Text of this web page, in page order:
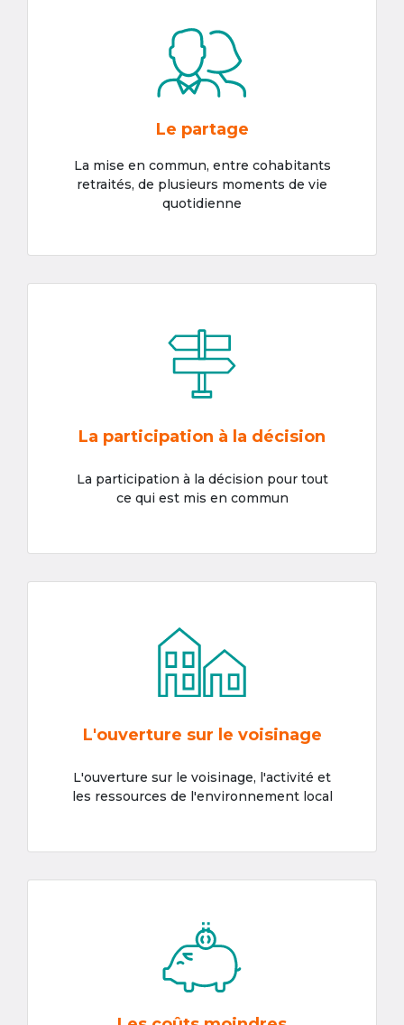
Le partage
La mise en commun, entre cohabitants
retraités, de plusieurs moments de vie
quotidienne
La participation à la décision
La participation à la décision pour tout
ce qui est mis en commun
L'ouverture sur le voisinage
L'ouverture sur le voisinage, l'activité et
les ressources de l'environnement local